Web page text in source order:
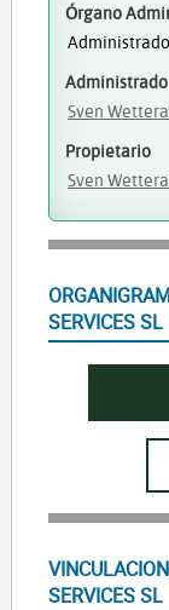
Órgano
Sven
Propietario
Sven
SERVICES SL
SERVICES SL